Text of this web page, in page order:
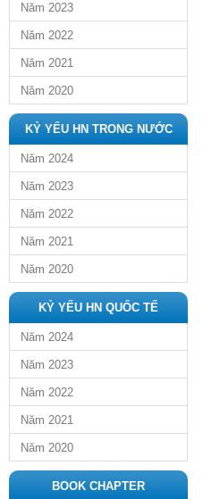
Năm 2023
Năm 2022
Năm 2021
Năm 2020
KỶ YẾU HN TRONG NƯỚC
Năm 2024
Năm 2023
Năm 2022
Năm 2021
Năm 2020
KỶ YẾU HN QUỐC TẾ
Năm 2024
Năm 2023
Năm 2022
Năm 2021
Năm 2020
BOOK CHAPTER